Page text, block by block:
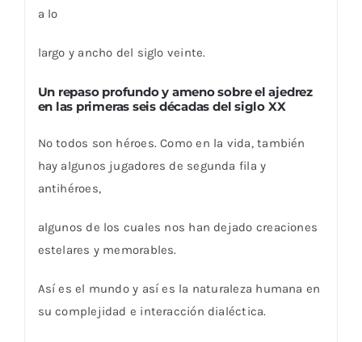
a lo
largo y ancho del siglo veinte.
Un repaso profundo y ameno sobre el ajedrez
en las primeras seis décadas del siglo XX
No todos son héroes. Como en la vida, también
hay algunos jugadores de segunda fila y
antihéroes,
algunos de los cuales nos han dejado creaciones
estelares y memorables.
Así es el mundo y así es la naturaleza humana en
su complejidad e interacción dialéctica.